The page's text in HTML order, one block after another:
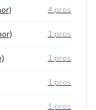
4 pros
1 pros
1 pros
1 pros
1 pros